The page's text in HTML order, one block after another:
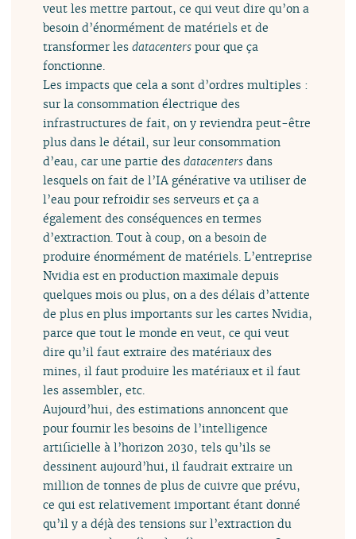
veut les mettre partout, ce qui veut dire qu’on a
besoin d’énormément de matériels et de
transformer lesdatacenters pour que ça
fonctionne.
Les impacts que cela a sont d’ordres multiples :
sur la consommation électrique des
infrastructures de fait, on y reviendra peut-être
plus dans le détail, sur leur consommation
d’eau, car une partie desdatacenters dans
lesquels on fait de l’IA générative va utiliser de
l’eau pour refroidir ses serveurs et ça a
également des conséquences en termes
d’extraction. Tout à coup, on a besoin de
produire énormément de matériels. L’entreprise
Nvidia est en production maximale depuis
quelques mois ou plus, on a des délais d’attente
de plus en plus importants sur les cartes Nvidia,
parce que tout le monde en veut, ce qui veut
dire qu’il faut extraire des matériaux des
mines, il faut produire les matériaux et il faut
les assembler, etc.
Aujourd’hui, des estimations annoncent que
pour fournir les besoins de l’intelligence
artificielle à l’horizon 2030, tels qu’ils se
dessinent aujourd’hui, il faudrait extraire un
million de tonnes de plus de cuivre que prévu,
ce qui est relativement important étant donné
qu’il y a déjà des tensions sur l’extraction du